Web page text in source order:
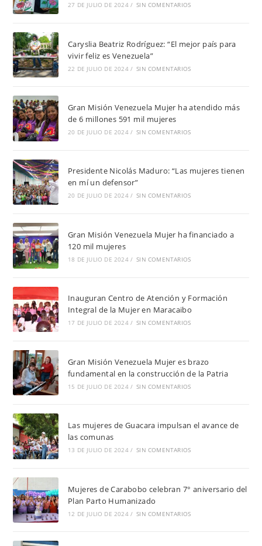
27 DE JULIO DE 2024 / SIN COMENTARIOS
Caryslia Beatriz Rodríguez: “El mejor país para
vivir feliz es Venezuela”
22 DE JULIO DE 2024 / SIN COMENTARIOS
Gran Misión Venezuela Mujer ha atendido más
de 6 millones 591 mil mujeres
20 DE JULIO DE 2024 / SIN COMENTARIOS
Presidente Nicolás Maduro: “Las mujeres tienen
en mí un defensor”
20 DE JULIO DE 2024 / SIN COMENTARIOS
Gran Misión Venezuela Mujer ha financiado a
120 mil mujeres
18 DE JULIO DE 2024 / SIN COMENTARIOS
Inauguran Centro de Atención y Formación
Integral de la Mujer en Maracaibo
17 DE JULIO DE 2024 / SIN COMENTARIOS
Gran Misión Venezuela Mujer es brazo
fundamental en la construcción de la Patria
15 DE JULIO DE 2024 / SIN COMENTARIOS
Las mujeres de Guacara impulsan el avance de
las comunas
13 DE JULIO DE 2024 / SIN COMENTARIOS
Mujeres de Carabobo celebran 7° aniversario del
Plan Parto Humanizado
12 DE JULIO DE 2024 / SIN COMENTARIOS